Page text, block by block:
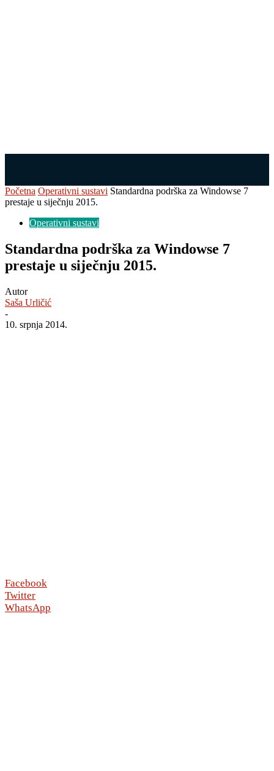
Početna Operativni sustavi Standardna podrška za Windowse 7
prestaje u siječnju 2015.
Operativni sustavi
Standardna podrška za Windowse 7
prestaje u siječnju 2015.
Autor
Saša Urličić
-
10. srpnja 2014.
Facebook
Twitter
WhatsApp